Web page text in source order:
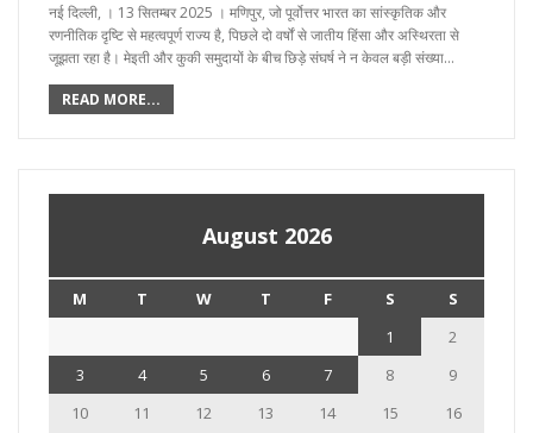
नई दिल्ली, । 13 सितम्बर 2025 । मणिपुर, जो पूर्वोत्तर भारत का सांस्कृतिक और
रणनीतिक दृष्टि से महत्वपूर्ण राज्य है, पिछले दो वर्षों से जातीय हिंसा और अस्थिरता से
जूझता रहा है। मेइती और कुकी समुदायों के बीच छिड़े संघर्ष ने न केवल बड़ी संख्या…
READ MORE...
August 2026
M T W T F S
S
1
2
3
4 5 6 7 8
9
10
11 12 13 14 15
16